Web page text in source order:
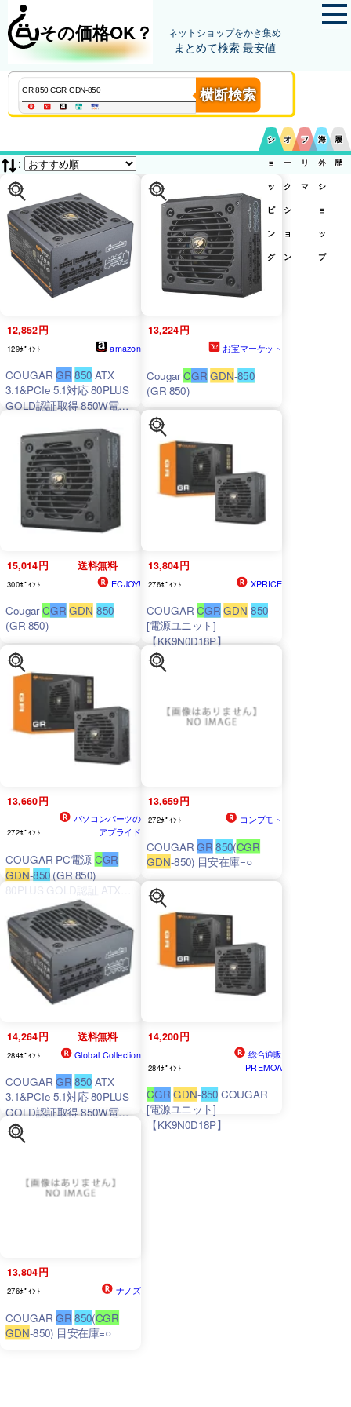
その価格OK？ ネットショップをかき集め
まとめて検索 最安値
横断検索
シ
ョ
ッ
ピ
ン
グ
オ
ー
ク
シ
ョ
ン
フ
リ
マ
海
外
シ
ョ
ッ
プ
履
歴
:
12,852円
129ﾎﾟｲﾝﾄ amazon
COUGARGR 850 ATX
3.1&PCIe 5.1対応 80PLUS
GOLD認証取得 850W電源
13,224円
お宝マーケット
CougarCGR GDN-850
(GR 850)
15,014円 送料無料
300ﾎﾟｲﾝﾄ ECJOY!
CougarCGR GDN-850
(GR 850)
13,804円
276ﾎﾟｲﾝﾄ XPRICE
COUGARCGR GDN-850
[電源ユニット]
【KK9N0D18P】
13,660円
272ﾎﾟｲﾝﾄ
パソコンパーツの
アプライド
COUGAR PC電源 CGR
GDN-850(GR 850)
80PLUS GOLD認証 ATX3.1
準拠 PCIe 12V-2x6コネク
タ搭載【キャンセル不可・
北海道沖縄離島配送不可】
4541995039331-ds
13,659円
272ﾎﾟｲﾝﾄ コンプモト
COUGARGR 850(CGR
GDN-850) 目安在庫=○
14,264円 送料無料
284ﾎﾟｲﾝﾄ Global Collection
COUGARGR 850 ATX
3.1&PCIe 5.1対応 80PLUS
GOLD認証取得 850W電源
ユニット
14,200円
284ﾎﾟｲﾝﾄ
総合通販
PREMOA
CGR GDN-850 COUGAR
[電源ユニット]
【KK9N0D18P】
13,804円
276ﾎﾟｲﾝﾄ ナノズ
COUGARGR 850(CGR
GDN-850) 目安在庫=○